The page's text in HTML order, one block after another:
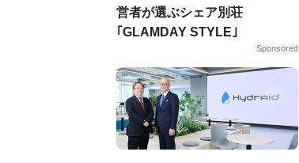
営者が選ぶシェア別荘
｢GLAMDAY STYLE｣
Sponsored